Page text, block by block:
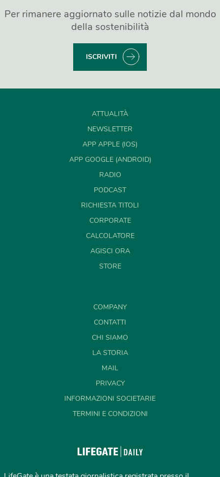
Per rimanere aggiornato sulle notizie dal mondo
della sostenibilità
ISCRIVITI
ATTUALITÀ
NEWSLETTER
APP APPLE (IOS)
APP GOOGLE (ANDROID)
RADIO
PODCAST
RICHIESTA TITOLI
CORPORATE
CALCOLATORE
AGISCI ORA
STORE
COMPANY
CONTATTI
CHI SIAMO
LA STORIA
MAIL
PRIVACY
INFORMAZIONI SOCIETARIE
TERMINI E CONDIZIONI